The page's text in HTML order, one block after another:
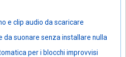
e clip audio da scaricare
da suonare senza installare nulla
per i blocchi improvvisi